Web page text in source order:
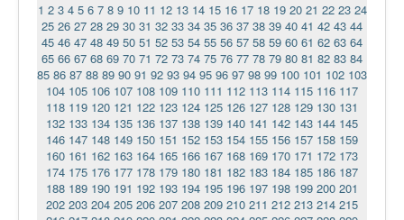
1 2 3 4 5 6 7 8 9 10 11 12 13 14 15 16 17 18 19 20 21 22 23 24
25 26 27 28 29 30 31 32 33 34 35 36 37 38 39 40 41 42 43 44
45 46 47 48 49 50 51 52 53 54 55 56 57 58 59 60 61 62 63 64
65 66 67 68 69 70 71 72 73 74 75 76 77 78 79 80 81 82 83 84
85 86 87 88 89 90 91 92 93 94 95 96 97 98 99 100 101 102 103
104 105 106 107 108 109 110 111 112 113 114 115 116 117
118 119 120 121 122 123 124 125 126 127 128 129 130 131
132 133 134 135 136 137 138 139 140 141 142 143 144 145
146 147 148 149 150 151 152 153 154 155 156 157 158 159
160 161 162 163 164 165 166 167 168 169 170 171 172 173
174 175 176 177 178 179 180 181 182 183 184 185 186 187
188 189 190 191 192 193 194 195 196 197 198 199 200 201
202 203 204 205 206 207 208 209 210 211 212 213 214 215